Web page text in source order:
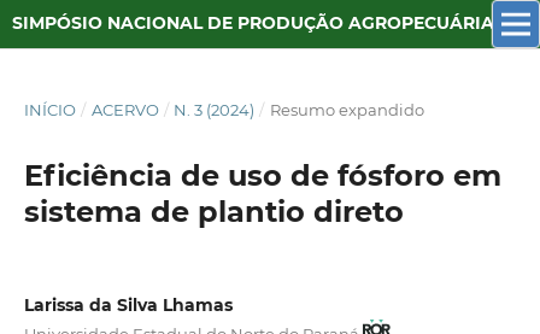
SIMPÓSIO NACIONAL DE PRODUÇÃO AGROPECUÁRIA SUSTENTÁVEL
INÍCIO / ACERVO / N. 3 (2024) / Resumo expandido
Eficiência de uso de fósforo em
sistema de plantio direto
Larissa da Silva Lhamas